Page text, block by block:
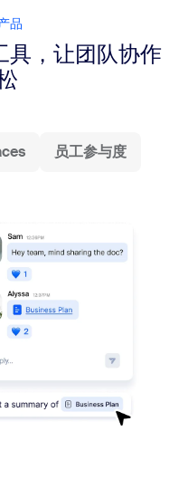
品
具，让团队协作
员工参与度